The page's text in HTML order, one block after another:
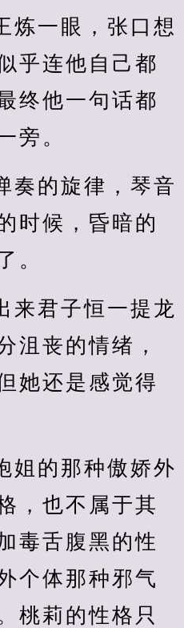
炼一眼，张口想
乎连他自己都
终他一句话都
旁。
奏的旋律，琴音
时候，昏暗的
。
来君子恒一提龙
沮丧的情绪，
她还是感觉得
姐的那种傲娇外
，也不属于其
毒舌腹黑的性
个体那种邪气
桃莉的性格只